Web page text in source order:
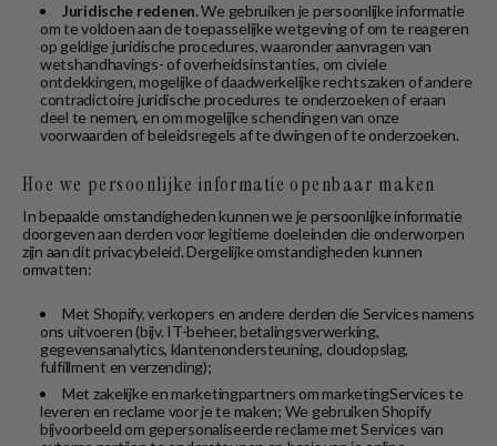
Juridische redenen.We gebruiken je persoonlijke informatie
om te voldoen aan de toepasselijke wetgeving of om te reageren
op geldige juridische procedures, waaronder aanvragen van
wetshandhavings- of overheidsinstanties, om civiele
ontdekkingen, mogelijke of daadwerkelijke rechtszaken of andere
contradictoire juridische procedures te onderzoeken of eraan
deel te nemen, en om mogelijke schendingen van onze
voorwaarden of beleidsregels af te dwingen of te onderzoeken.
Hoe we persoonlijke informatie openbaar maken
In bepaalde omstandigheden kunnen we je persoonlijke informatie
doorgeven aan derden voor legitieme doeleinden die onderworpen
zijn aan dit privacybeleid. Dergelijke omstandigheden kunnen
omvatten:
Met Shopify, verkopers en andere derden die Services namens
ons uitvoeren (bijv. IT-beheer, betalingsverwerking,
gegevensanalytics, klantenondersteuning, cloudopslag,
fulfillment en verzending);
Met zakelijke en marketingpartners om marketingServices te
leveren en reclame voor je te maken; We gebruiken Shopify
bijvoorbeeld om gepersonaliseerde reclame met Services van